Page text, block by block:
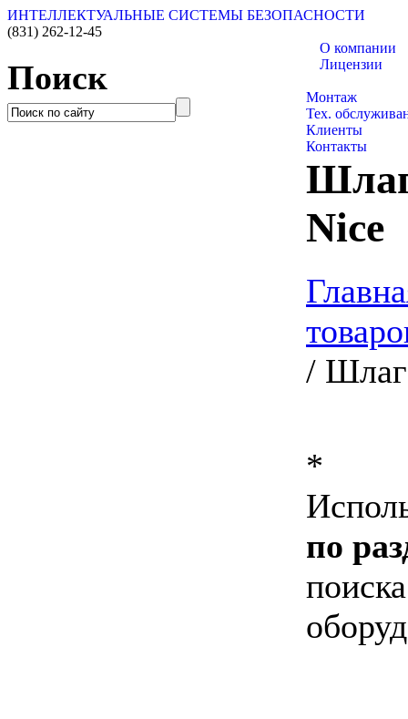
ИНТЕЛЛЕКТУАЛЬНЫЕ СИСТЕМЫ БЕЗОПАСНОСТИ
(831) 262-12-45
Поиск
О компании
Лицензии
Монтаж
Тех.
Клиенты
Контакты
Nice
/
*
по